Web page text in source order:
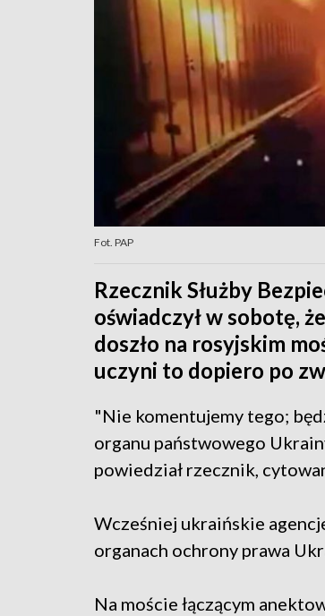
Fot. PAP
Rzecznik Służby
oświadczył w sobotę,
doszło na rosyjskim
uczyni to dopiero po
"Nie komentujemy tego;
organu państwowego
powiedział rzecznik,
Wcześniej ukraińskie
organach ochrony prawa
Na moście łączącym